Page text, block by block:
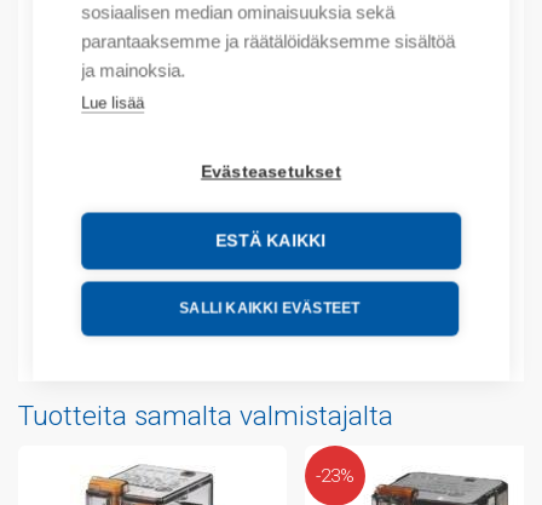
sosiaalisen median ominaisuuksia sekä
parantaaksemme ja räätälöidäksemme sisältöä
ja mainoksia.
Lue lisää
Evästeasetukset
ESTÄ KAIKKI
SALLI KAIKKI EVÄSTEET
Tilauskoodi: 601390240074
Product order number: 601390240074
Valmistajan tuotenumero: 60.13.9.024.0074
Tuotteen tullikoodi: 85364900
Lisätiedot
Tekniset tiedot
Liitteet
Tuotteita samalta valmistajalta
-23%